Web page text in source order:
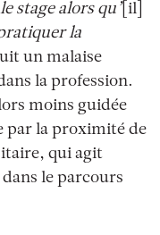
stage alors qu’[il]
la
un malaise
la profession.
moins guidée
par la proximité de
qui agit
le parcours